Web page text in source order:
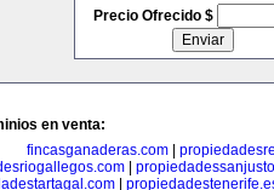
Precio Ofrecido $
en venta:
fincasganaderas.com|
|
|